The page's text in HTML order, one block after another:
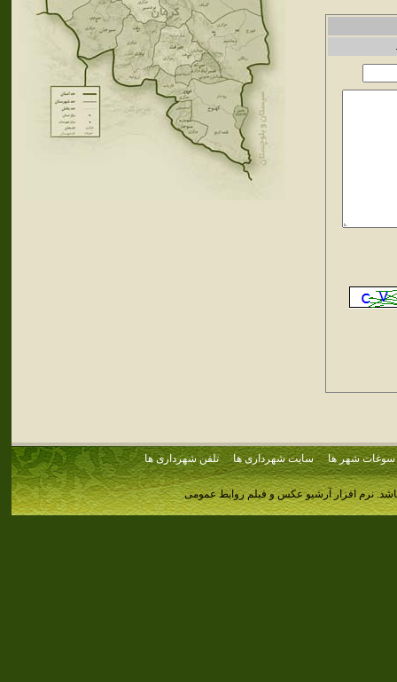
سوغات شهر ها سایت شهرداری ها تلفن شهرداری ها
نرم افزار آرشیو عکس و فیلم روابط عمومی